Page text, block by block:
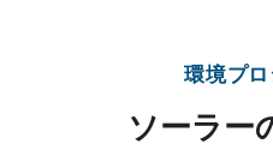
環境プ
ソーラー